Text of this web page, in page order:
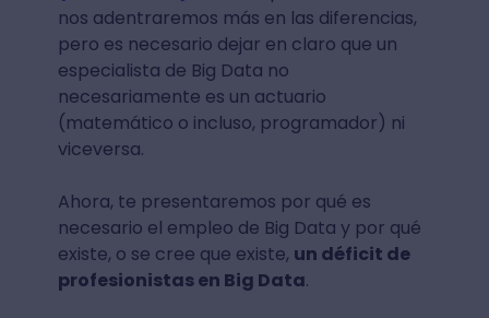
nos adentraremos más en las diferencias,
pero es necesario dejar en claro que un
especialista de Big Data no
necesariamente es un actuario
(matemático o incluso, programador) ni
viceversa.
Ahora, te presentaremos por qué es
necesario el empleo de Big Data y por qué
existe, o se cree que existe, un déficit de
profesionistas en Big Data.